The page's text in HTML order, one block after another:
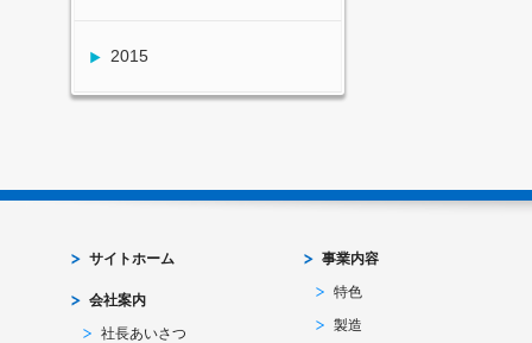
2015
サイトホーム
会社案内
社長あいさつ
事業内容
特色
製造